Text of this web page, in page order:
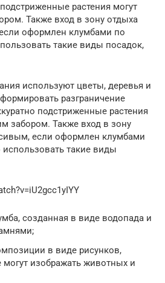
растения могут
Также вход в зону отдыха
оформлен клумбами по
такие виды посадок,
используют цветы, деревья и
разграничение
подстриженные растения
забором. Также вход в зону
если оформлен клумбами
такие виды
созданная в виде водопада и
в виде рисунков,
могут изображать животных и